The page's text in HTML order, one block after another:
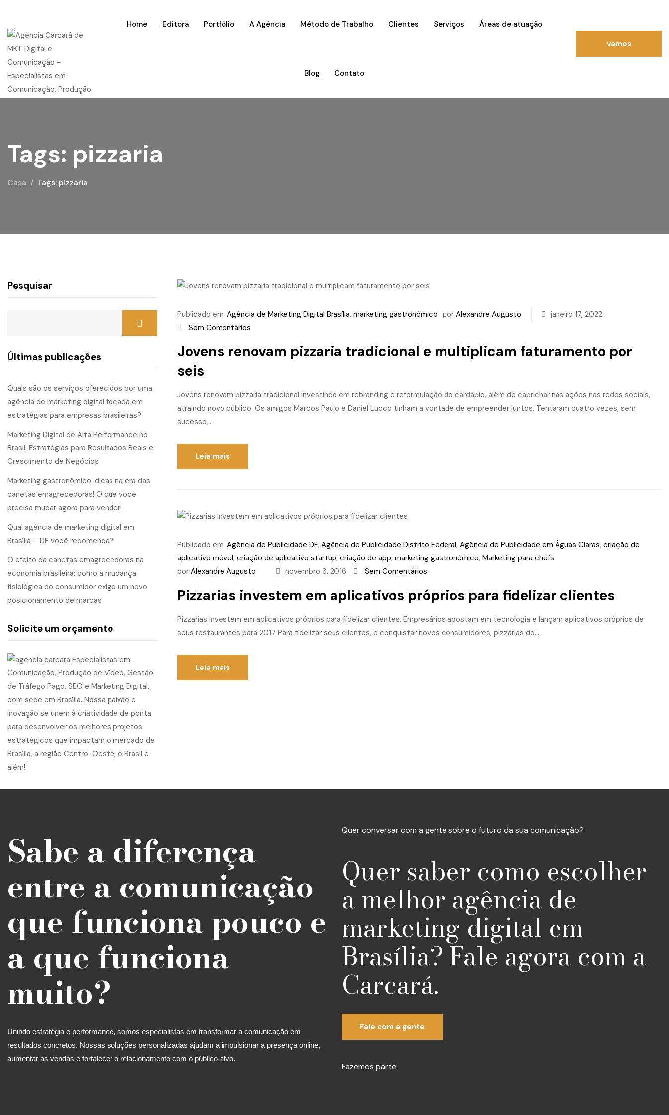
Home Editora Portfólio A Agência Método de Trabalho Clientes Serviços Áreas de atuação
Blog Contato
vamos
Tags: pizzaria
Casa Tags: pizzaria
Publicado em Agência de Marketing Digital Brasília, marketing gastronômico por Alexandre Augusto
janeiro 17, 2022
Sem Comentários
Jovens renovam pizzaria tradicional e multiplicam faturamento por
seis
Jovens renovam pizzaria tradicional investindo em rebranding e reformulação do cardápio, além de caprichar nas ações nas redes sociais,
atraindo novo público. Os amigos Marcos Paulo e Daniel Lucco tinham a vontade de empreender juntos. Tentaram quatro vezes, sem
sucesso,...
Leia mais
Publicado em Agência de Publicidade DF, Agência de Publicidade Distrito Federal, Agência de Publicidade em Águas Claras, criação de
aplicativo móvel, criação de aplicativo startup, criação de app, marketing gastronômico, Marketing para chefs
por Alexandre Augusto novembro 3, 2016 Sem Comentários
Pizzarias investem em aplicativos próprios para fidelizar clientes
Pizzarias investem em aplicativos próprios para fidelizar clientes. Empresários apostam em tecnologia e lançam aplicativos próprios de
seus restaurantes para 2017 Para fidelizar seus clientes, e conquistar novos consumidores, pizzarias do...
Leia mais
Pesquisar
Últimas publicações
Quais são os serviços oferecidos por uma
agência de marketing digital focada em
estratégias para empresas brasileiras?
Marketing Digital de Alta Performance no
Brasil: Estratégias para Resultados Reais e
Crescimento de Negócios
Marketing gastronômico: dicas na era das
canetas emagrecedoras! O que você
precisa mudar agora para vender!
Qual agência de marketing digital em
Brasília – DF você recomenda?
O efeito da canetas emagrecedoras na
economia brasileira: como a mudança
fisiológica do consumidor exige um novo
posicionamento de marcas
Solicite um orçamento
Sabe a diferença
entre a comunicação
que funciona pouco e
a que funciona
muito?
Unindo estratégia e performance, somos especialistas em transformar a comunicação em
resultados concretos. Nossas soluções personalizadas ajudam a impulsionar a presença online,
aumentar as vendas e fortalecer o relacionamento com o público-alvo.
Quer conversar com a gente sobre o futuro da sua comunicação?
Quer saber como escolher
a melhor agência de
marketing digital em
Brasília? Fale agora com a
Carcará.
Fale com a gente
Fazemos parte: